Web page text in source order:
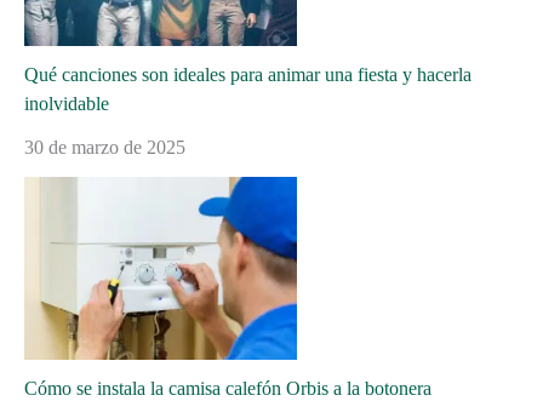
Qué canciones son ideales para animar una fiesta y hacerla
inolvidable
30 de marzo de 2025
Cómo se instala la camisa calefón Orbis a la botonera